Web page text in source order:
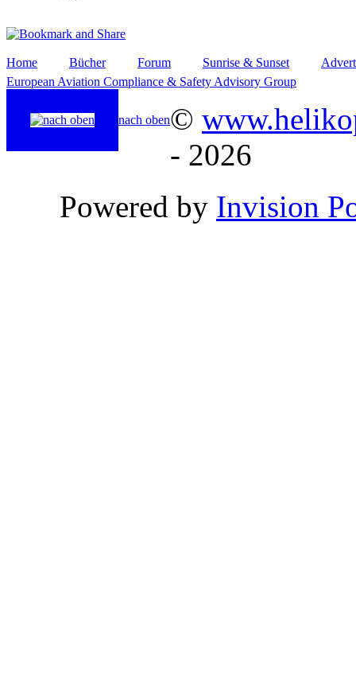
Home Bücher Forum Sunrise & Sunset
European Aviation Compliance & Safety Advisory Group
nach oben©
- 2026
Powered by Invision